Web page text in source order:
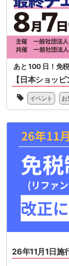
あと 100 日！免
社
ン
ー
イベント お